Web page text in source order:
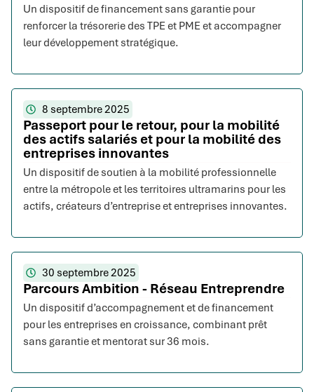
Un dispositif de financement sans garantie pour
renforcer la trésorerie des TPE et PME et accompagner
leur développement stratégique.
8 septembre 2025
Passeport pour le retour, pour la mobilité
des actifs salariés et pour la mobilité des
entreprises innovantes
Un dispositif de soutien à la mobilité professionnelle
entre la métropole et les territoires ultramarins pour les
actifs, créateurs d’entreprise et entreprises innovantes.
30 septembre 2025
Parcours Ambition - Réseau Entreprendre
Un dispositif d’accompagnement et de financement
pour les entreprises en croissance, combinant prêt
sans garantie et mentorat sur 36 mois.